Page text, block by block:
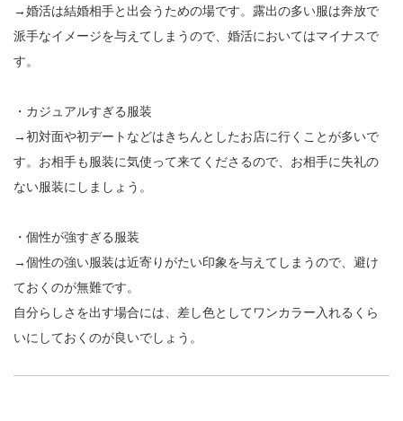
→婚活は結婚相手と出会うための場です。露出の多い服は奔放で
派手なイメージを与えてしまうので、婚活においてはマイナスで
す。
・カジュアルすぎる服装
→初対面や初デートなどはきちんとしたお店に行くことが多いで
す。お相手も服装に気使って来てくださるので、お相手に失礼の
ない服装にしましょう。
・個性が強すぎる服装
→個性の強い服装は近寄りがたい印象を与えてしまうので、避け
ておくのが無難です。
自分らしさを出す場合には、差し色としてワンカラー入れるくら
いにしておくのが良いでしょう。